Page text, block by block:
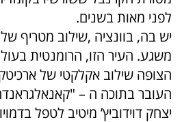
לפני מאות בשנים.
יש בה, בוונציה ,שילוב מטריף
משגע. העיר הזו, הרומנטית
הצופה שילוב אקלקטי של
העובר בתוכה ה –
יצחק דוידוביץ’ מיטיב לטפל